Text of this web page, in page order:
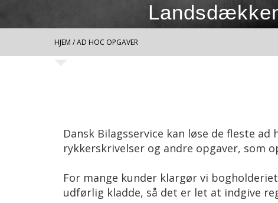
HJEM / AD HOC OPGAVER
Dansk Bilagsservice kan løse de fleste
rykkerskrivelser og andre opgaver, som
For mange kunder klargør vi
udførlig kladde, så det er let at indgive